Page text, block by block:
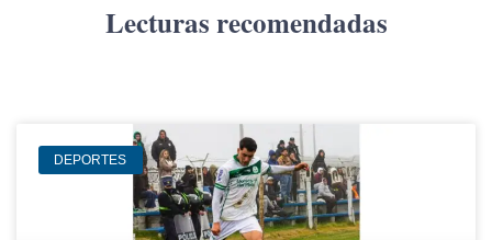
Lecturas recomendadas
DEPORTES